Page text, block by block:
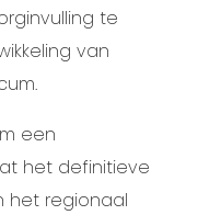
te
van
een
het definitieve
het regionaal